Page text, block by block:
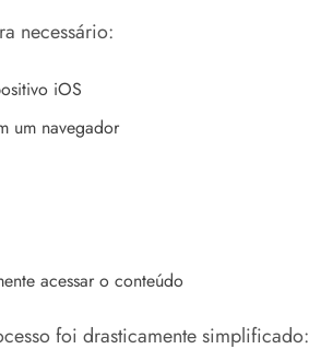
necessário:
iOS
um navegador
acessar o conteúdo
foi drasticamente simplificado: